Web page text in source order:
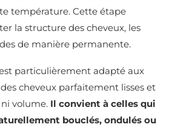
température. Cette étape
la structure des cheveux, les
de manière permanente.
particulièrement adapté aux
cheveux parfaitement lisses et
ni volume. Il convient à celles qui
bouclés, ondulés ou